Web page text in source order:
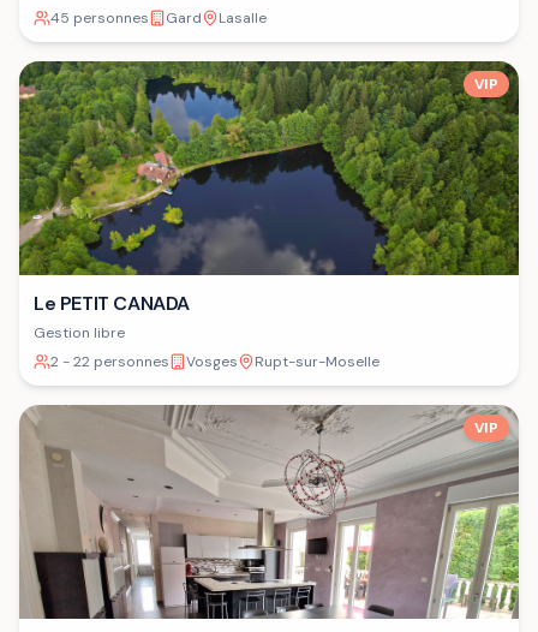
45 personnes
Gard Lasalle
VIP
Le PETIT CANADA
Gestion libre
2 - 22 personnes
Vosges Rupt-sur-Moselle
VIP